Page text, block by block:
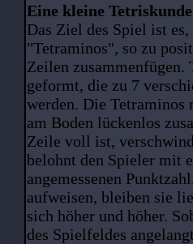
Eine kleine
Das Ziel des Spiel ist
"Tetraminos", so zu
Zeilen zusammenfügen.
geformt, die zu 7
werden. Die Tetraminos
am Boden lückenlos
Zeile voll ist,
belohnt den Spieler mit
angemessenen
aufweisen, bleiben sie
sich höher und höher.
des Spielfeldes